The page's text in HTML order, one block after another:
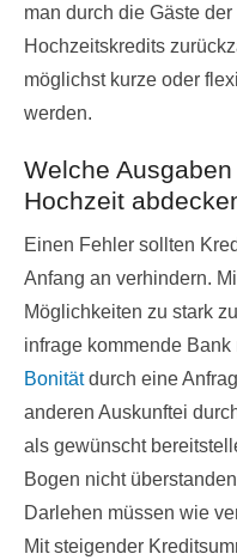
man durch die Gäste
Hochzeitskredits
möglichst kurze oder
werden.
Welche
Hochzeit
Einen Fehler sollten
Anfang an verhindern.
Möglichkeiten zu stark
infrage kommende
Bonitätdurch eine
anderen Auskunftei
als gewünscht
Bogen nicht
Darlehen müssen wie
Mit steigender